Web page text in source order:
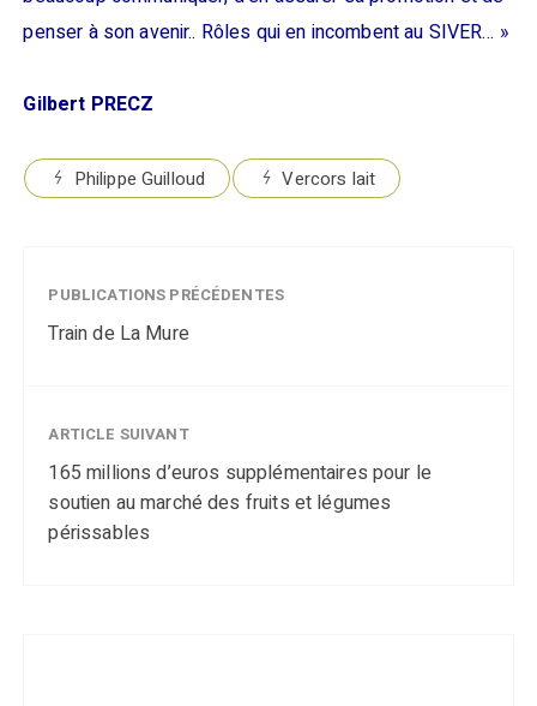
penser à son avenir.. Rôles qui en incombent au SIVER… »
Gilbert PRECZ
Philippe Guilloud Vercors lait
PUBLICATIONS PRÉCÉDENTES
Train de La Mure
ARTICLE SUIVANT
165 millions d’euros supplémentaires pour le
soutien au marché des fruits et légumes
périssables